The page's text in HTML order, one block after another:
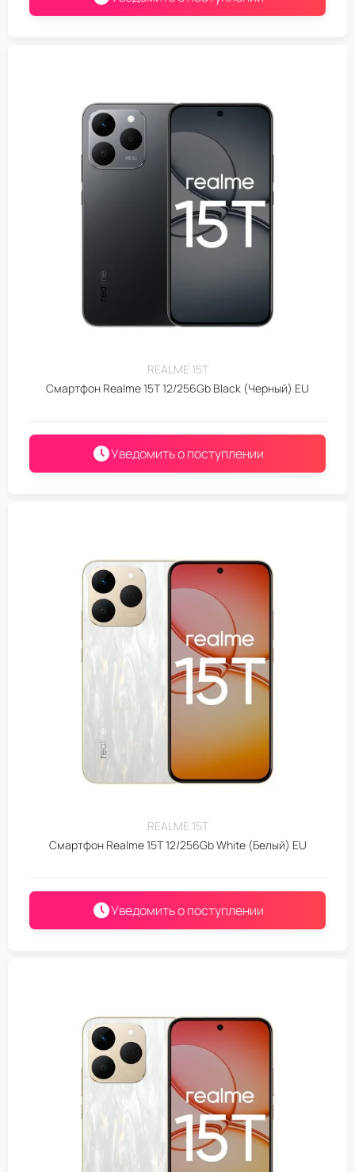
REALME 15T
Смартфон Realme 15T 12/256Gb Black (Черный) EU
Уведомить о поступлении
REALME 15T
Смартфон Realme 15T 12/256Gb White (Белый) EU
Уведомить о поступлении